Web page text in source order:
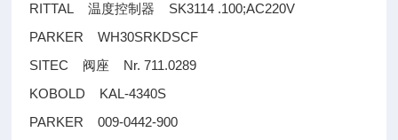
RITTAL温度控制器
SK3114 .100;AC220V
PARKER WH30SRKDSCF
SITEC 阀座
Nr. 711.0289
KOBOLD KAL-4340S
PARKER 009-0442-900